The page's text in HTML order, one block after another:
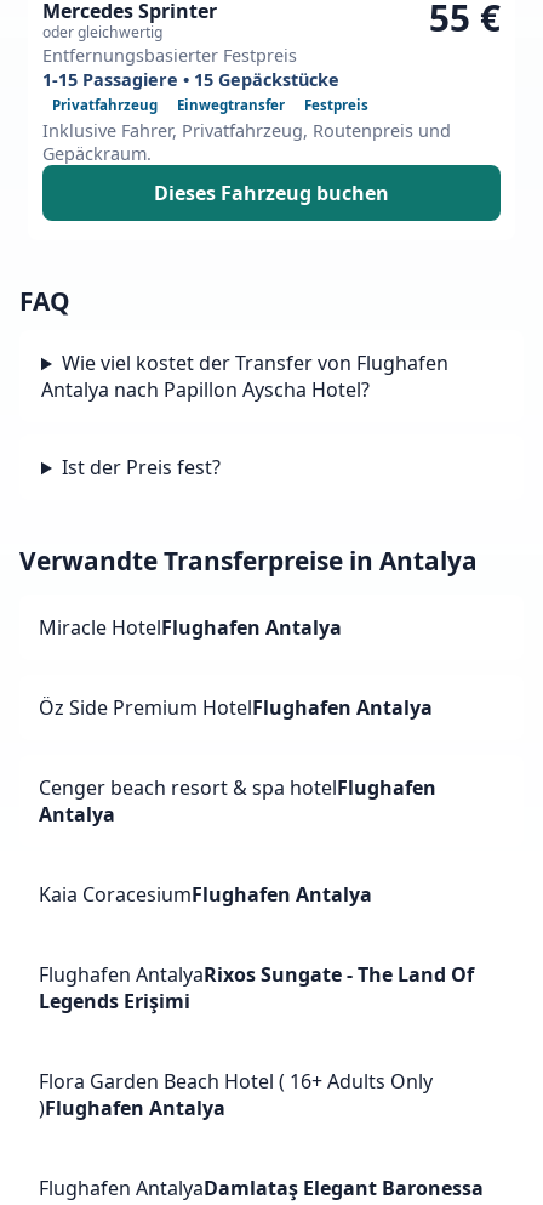
Mercedes Sprinter
oder gleichwertig
Entfernungsbasierter Festpreis
55 €
1-15 Passagiere • 15 Gepäckstücke
Privatfahrzeug Einwegtransfer Festpreis
Inklusive Fahrer, Privatfahrzeug, Routenpreis und
Gepäckraum.
Dieses Fahrzeug buchen
FAQ
Wie viel kostet der Transfer von Flughafen
Antalya nach Papillon Ayscha Hotel?
Ist der Preis fest?
Verwandte Transferpreise in Antalya
Miracle HotelFlughafen Antalya
Öz Side Premium HotelFlughafen Antalya
Cenger beach resort & spa hotelFlughafen
Antalya
Kaia CoracesiumFlughafen Antalya
Flughafen AntalyaRixos Sungate - The Land Of
Legends Erişimi
Flora Garden Beach Hotel ( 16+ Adults Only
)Flughafen Antalya
Flughafen AntalyaDamlataş Elegant Baronessa